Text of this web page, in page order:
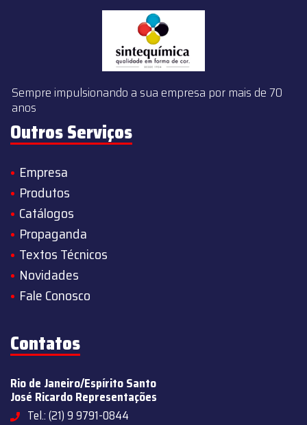
Sempre impulsionando a sua empresa por mais de 70
anos
Outros Serviços
Empresa
Produtos
Catálogos
Propaganda
Textos Técnicos
Novidades
Fale Conosco
Contatos
Rio de Janeiro/Espírito Santo
José Ricardo Representações
Tel.: (21) 9 9791-0844